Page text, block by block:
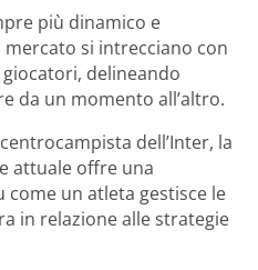
più dinamico e
si intrecciano con
delineando
da un momento all’altro.
dell’Inter, la
attuale offre una
un atleta gestisce le
in relazione alle strategie